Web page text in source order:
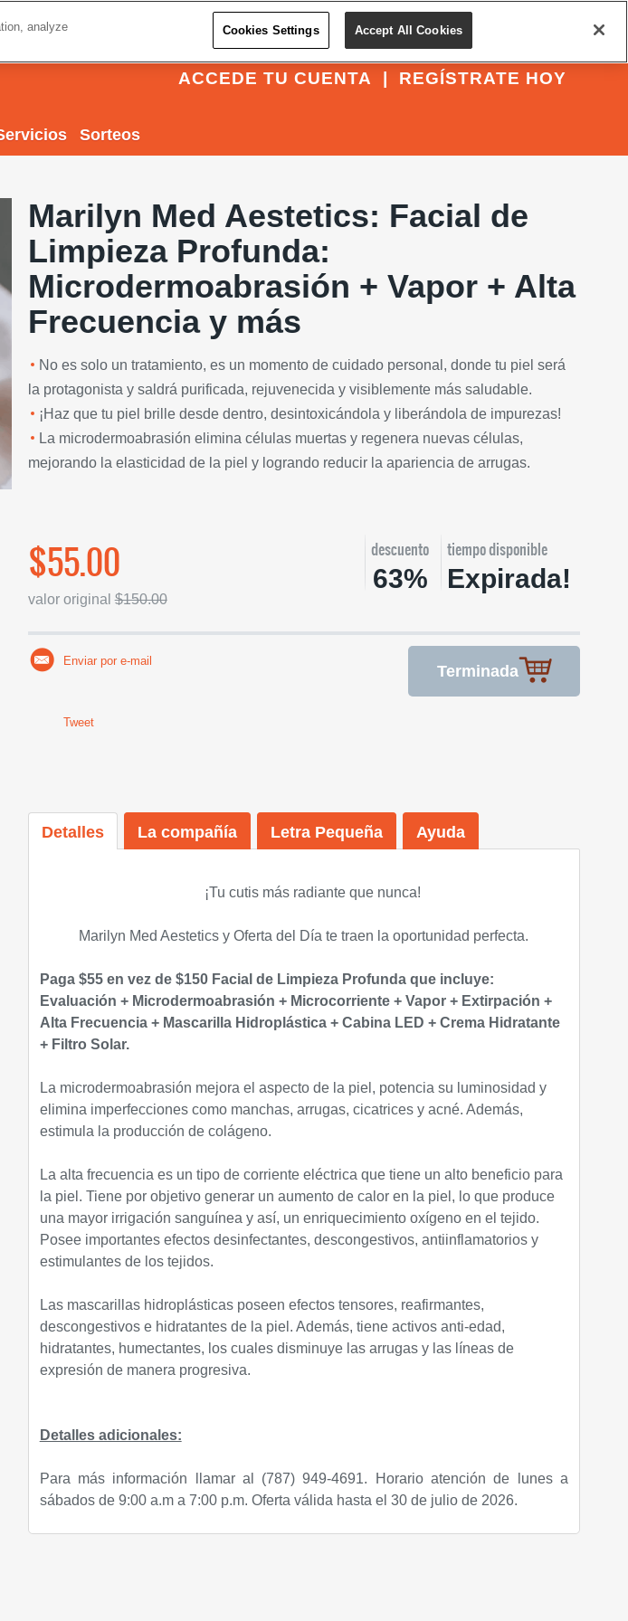
REGÍSTRATE HOY
ACCEDE TU CUENTA
Sorteos
Marilyn Med Aestetics: Facial de
Limpieza Profunda:
Microdermoabrasión + Vapor + Alta
Frecuencia y más
No es solo un tratamiento, es un momento de cuidado personal, donde tu piel será
la protagonista y saldrá purificada, rejuvenecida y visiblemente más saludable.
¡Haz que tu piel brille desde dentro, desintoxicándola y liberándola de impurezas!
La microdermoabrasión elimina células muertas y regenera nuevas células,
mejorando la elasticidad de la piel y logrando reducir la apariencia de arrugas.
$55.00
valor original$150.00
descuento
63%
tiempo disponible
Expirada!
Terminada
Enviar por e-mail
Tweet
Detalles La compañía Letra Pequeña Ayuda
¡Tu cutis más radiante que nunca!
Marilyn Med Aestetics y Oferta del Día te traen la oportunidad perfecta.
Paga $55 en vez de $150 Facial de Limpieza Profunda que incluye:
Evaluación + Microdermoabrasión + Microcorriente + Vapor + Extirpación +
Alta Frecuencia + Mascarilla Hidroplástica + Cabina LED + Crema Hidratante
+ Filtro Solar.
La microdermoabrasión mejora el aspecto de la piel, potencia su luminosidad y
elimina imperfecciones como manchas, arrugas, cicatrices y acné. Además,
estimula la producción de colágeno.
La alta frecuencia es un tipo de corriente eléctrica que tiene un alto beneficio para
la piel. Tiene por objetivo generar un aumento de calor en la piel, lo que produce
una mayor irrigación sanguínea y así, un enriquecimiento oxígeno en el tejido.
Posee importantes efectos desinfectantes, descongestivos, antiinflamatorios y
estimulantes de los tejidos.
Las mascarillas hidroplásticas poseen efectos tensores, reafirmantes,
descongestivos e hidratantes de la piel. Además, tiene activos anti-edad,
hidratantes, humectantes, los cuales disminuye las arrugas y las líneas de
expresión de manera progresiva.
Detalles adicionales:
Para más información llamar al (787) 949-4691. Horario atención de lunes a
sábados de 9:00 a.m a 7:00 p.m. Oferta válida hasta el 30 de julio de 2026.
analyze
Cookies Settings Accept All Cookies